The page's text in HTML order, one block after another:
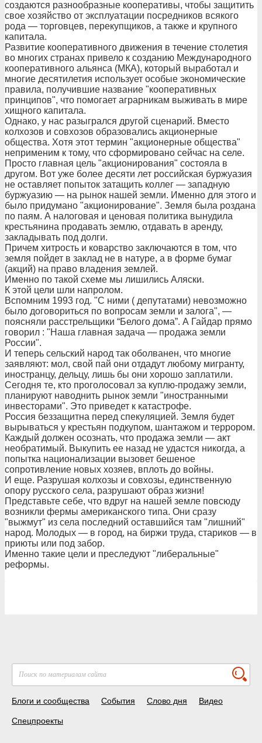
создаются разнообразные кооперативы, чтобы защитить
свое хозяйство от эксплуатации посредников всякого
рода — торговцев, перекупщиков, а также и крупного
капитала.
Развитие кооперативного движения в течение столетия
во многих странах привело к созданию Международного
кооперативного альянса (МКА), который выработал и
многие десятилетия использует особые экономические
правила, получившие название "кооперативных
принципов", что помогает аграрникам выживать в мире
хищного капитала.
Однако, у нас разыгрался другой сценарий. Вместо
колхозов и совхозов образовались акционерные
общества. Хотя этот термин "акционерные общества"
неприменим к тому, что сформировано сейчас на селе.
Просто главная цель "акционирования" состояла в
другом. Вот уже более десяти лет российская буржуазия
не оставляет попыток затащить коллег — западную
буржуазию — на рынок нашей земли. Именно для этого и
было придумано "акционирование". Земля была роздана
по паям. А налоговая и ценовая политика вынудила
крестьянина продавать землю, отдавать в аренду,
закладывать под долги.
Причем хитрость и коварство заключаются в том, что
земля пойдет в заклад не в натуре, а в форме бумаг
(акций) на право владения землей.
Именно по такой схеме мы лишились Аляски.
К этой цели шли напролом.
Вспомним 1993 год. "С ними ( депутатами) невозможно
было договориться по вопросам земли и залога", —
поясняли расстрельщики “Белого дома”. А Гайдар прямо
говорил : "Наша главная задача — продажа земли
России".
И теперь сельский народ так оболванен, что многие
заявляют: мол, свой пай они отдадут любому мигранту,
иностранцу, дельцу, лишь бы они хорошо заплатили.
Сегодня те, кто проголосовал за куплю-продажу земли,
планируют наводнить рынок земли "иностранными
инвесторами". Это приведет к катастрофе.
Россия беззащитна перед спекуляцией. Земля будет
вырываться у крестьян подкупом, шантажом и террором.
Каждый должен осознать, что продажа земли — акт
необратимый. Выкупить ее назад не удастся никогда, а
попытка национализации вызовет бешеное
сопротивление новых хозяев, вплоть до войны.
И еще. Разрушая колхозы и совхозы, единственную
опору русского села, разрушают образ жизни!
Представьте себе, что вдруг на нашей земле повсюду
возникли фермы американского типа. Они сразу
"выжмут" из села последний оставшийся там "лишний"
народ. Молодых — в город, на биржи труда, стариков — в
приюты или под забор.
Именно такие цели и преследуют "либеральные"
реформы.
Блоги и сообщества События Слово дня Видео
Спецпроекты